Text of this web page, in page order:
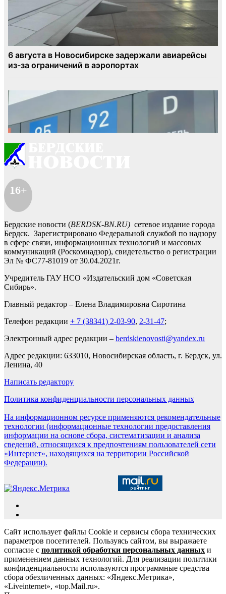
16+
Бердские новости (BERDSK-BN.RU) сетевое издание города
Бердск. Зарегистрировано Федеральной службой по надзору
в сфере связи, информационных технологий и массовых
коммуникаций (Роскомнадзор), свидетельство о регистрации
Эл № ФС77-81019 от 30.04.2021г.
Учредитель ГАУ НСО «Издательский дом «Советская
Сибирь».
Главный редактор – Елена Владимировна Сиротина
Телефон редакции + 7 (38341) 2-03-90, 2-31-47;
Электронный адрес редакции – berdskienovosti@yandex.ru
Адрес редакции: 633010, Новосибирская область, г. Бердск, ул.
Ленина, 40
Написать редактору
Политика конфиденциальности персональных данных
На информационном ресурсе применяются рекомендательные
технологии (информационные технологии предоставления
информации на основе сбора, систематизации и анализа
сведений, относящихся к предпочтениям пользователей сети
«Интернет», находящихся на территории Российской
Федерации).
Сайт использует файлы Cookie и сервисы сбора технических
параметров посетителей. Пользуясь сайтом, вы выражаете
согласие с политикой обработки персональных данных и
применением данных технологий. Для реализации политики
конфиденциальности используются программные средства
сбора обезличенных данных: «Яндекс.Метрика»,
«Liveinternet», «top.Mail.ru».